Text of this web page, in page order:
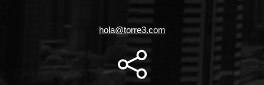
hola@torre3.com